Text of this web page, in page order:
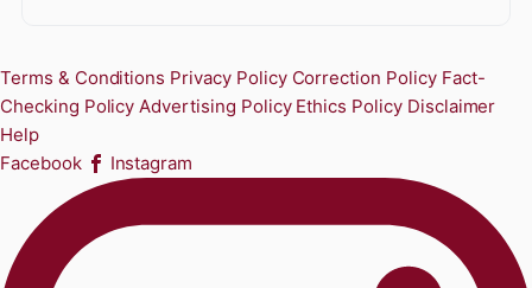
Terms & Conditions Privacy Policy Correction Policy Fact-
Checking Policy Advertising Policy Ethics Policy Disclaimer
Help
Facebook
Instagram